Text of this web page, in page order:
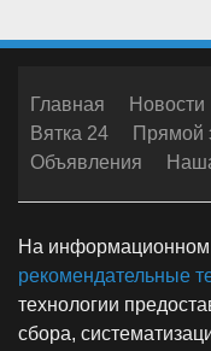
Главная Новости
Вятка 24
Прямой
Объявления
На информационном
рекомендательные
технологии
сбора,